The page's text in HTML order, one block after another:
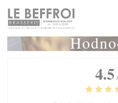
Panel pro správu cookies
4.5